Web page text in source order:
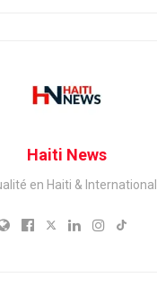
Haiti News
en Haiti & International